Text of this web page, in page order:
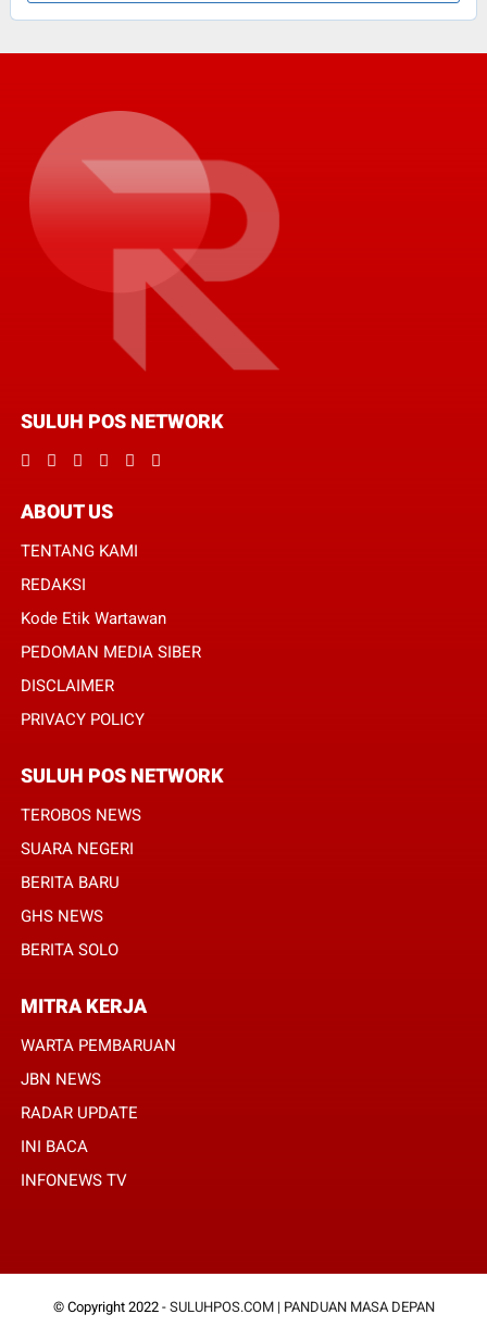
SULUH POS NETWORK
ABOUT US
TENTANG KAMI
REDAKSI
Kode Etik Wartawan
PEDOMAN MEDIA SIBER
DISCLAIMER
PRIVACY POLICY
SULUH POS NETWORK
TEROBOS NEWS
SUARA NEGERI
BERITA BARU
GHS NEWS
BERITA SOLO
MITRA KERJA
WARTA PEMBARUAN
JBN NEWS
RADAR UPDATE
INI BACA
INFONEWS TV
© Copyright 2022 - SULUHPOS.COM | PANDUAN MASA DEPAN